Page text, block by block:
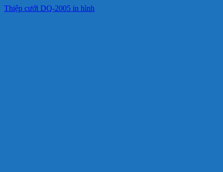
Thiệp cưới DQ-2005 in hình